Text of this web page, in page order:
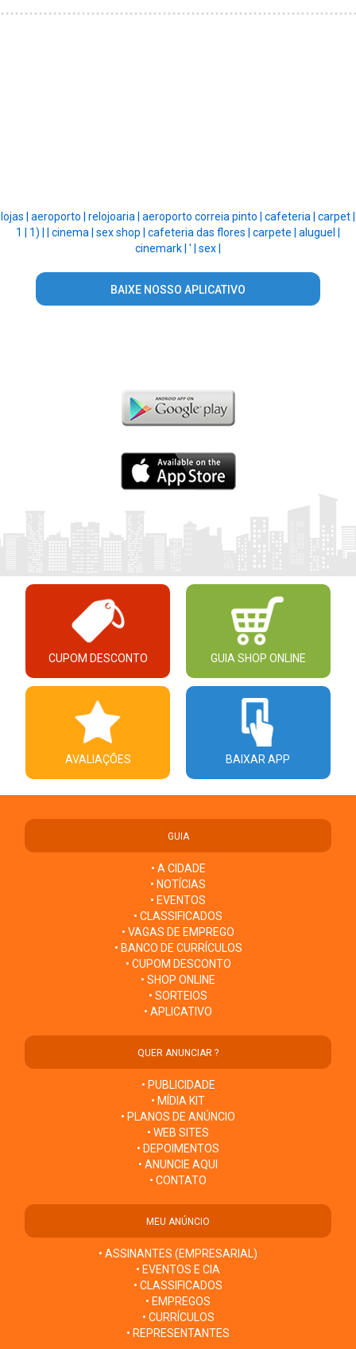
lojas | aeroporto | relojoaria | aeroporto correia pinto | cafeteria | carpet |
1 | 1) | cinema | sex shop | cafeteria das flores | carpete | aluguel |
cinemark | ' | sex |
BAIXE NOSSO APLICATIVO
CUPOM DESCONTO GUIA SHOP ONLINE
AVALIAÇÕES BAIXAR APP
GUIA
• A CIDADE
• NOTÍCIAS
• EVENTOS
• CLASSIFICADOS
• VAGAS DE EMPREGO
• BANCO DE CURRÍCULOS
• CUPOM DESCONTO
• SHOP ONLINE
• SORTEIOS
• APLICATIVO
QUER ANUNCIAR ?
• PUBLICIDADE
• MÍDIA KIT
• PLANOS DE ANÚNCIO
• WEB SITES
• DEPOIMENTOS
• ANUNCIE AQUI
• CONTATO
MEU ANÚNCIO
• ASSINANTES (EMPRESARIAL)
• EVENTOS E CIA
• CLASSIFICADOS
• EMPREGOS
• CURRÍCULOS
• REPRESENTANTES